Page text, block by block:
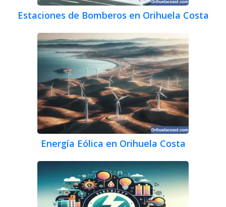
Estaciones de Bomberos en Orihuela Costa
Energía Eólica en Orihuela Costa